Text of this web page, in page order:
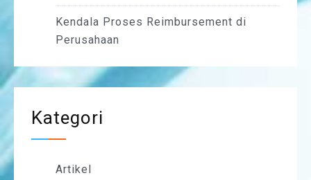
Kendala Proses Reimbursement di
Perusahaan
Kategori
Artikel